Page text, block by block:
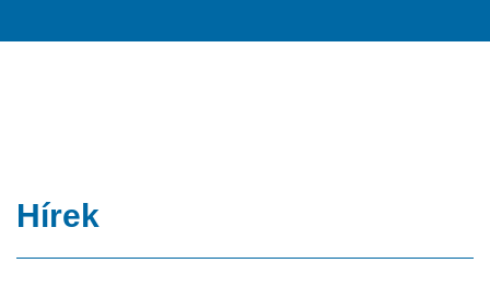
Hírek